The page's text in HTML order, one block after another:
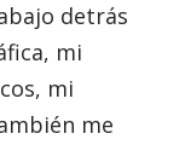
detrás
mi
mi
me